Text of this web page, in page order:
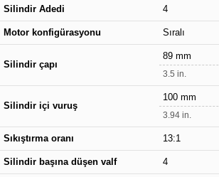
Silindir Adedi 4
Motor konfigürasyonu Sıralı
Silindir çapı
89 mm
3.5 in.
Silindir içi vuruş
100 mm
3.94 in.
Sıkıştırma oranı 13:1
Silindir başına düşen valf 4